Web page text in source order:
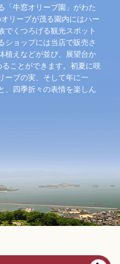
「牛窓オリーブ園」がわた
リーブが茂る園内にはハー
でくつろげる観光スポット
ショップには当店で販売さ
植えなどが並び、展望台か
ことができます。初夏に咲
ーブの実、そして年に一
、四季折々の表情を楽しん